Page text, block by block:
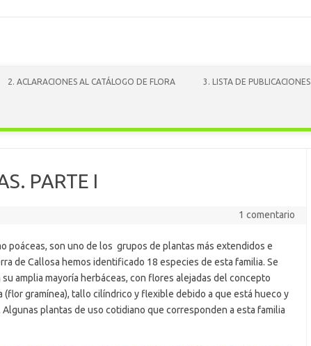
2. ACLARACIONES AL CATÁLOGO DE FLORA 3. LISTA DE PUBLICACIONES
PARTE I
1 comentario
poáceas, son uno de los grupos de plantas más extendidos e
de Callosa hemos identificado 18 especies de esta familia. Se
amplia mayoría herbáceas, con flores alejadas del concepto
(flor gramínea), tallo cilíndrico y flexible debido a que está hueco y
plantas de uso cotidiano que corresponden a esta familia